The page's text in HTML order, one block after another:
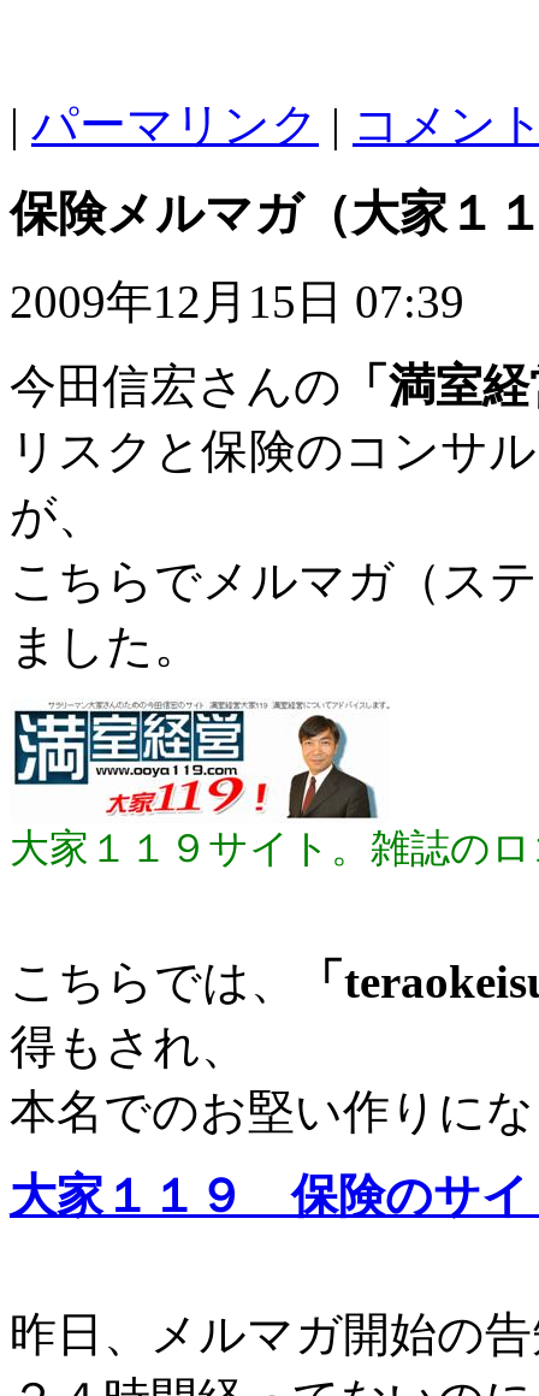
| パーマリンク | コメン
保険メルマガ（大家１
2009年12月15日 07:39
今田信宏さんの 「満室
リスクと保険のコンサ
が、
こちらでメルマガ（ス
ました。
大家１１９サイト。雑誌の
こちらでは、
「
得もされ、
本名でのお堅い作りに
大家１１９ 保険のサイ
昨日、メルマガ開始の